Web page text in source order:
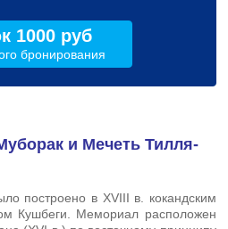
1000 руб
бронирования
и Мечеть Тилля-
построено в XVIII в. кокандским
Кушбеги. Мемориал расположен